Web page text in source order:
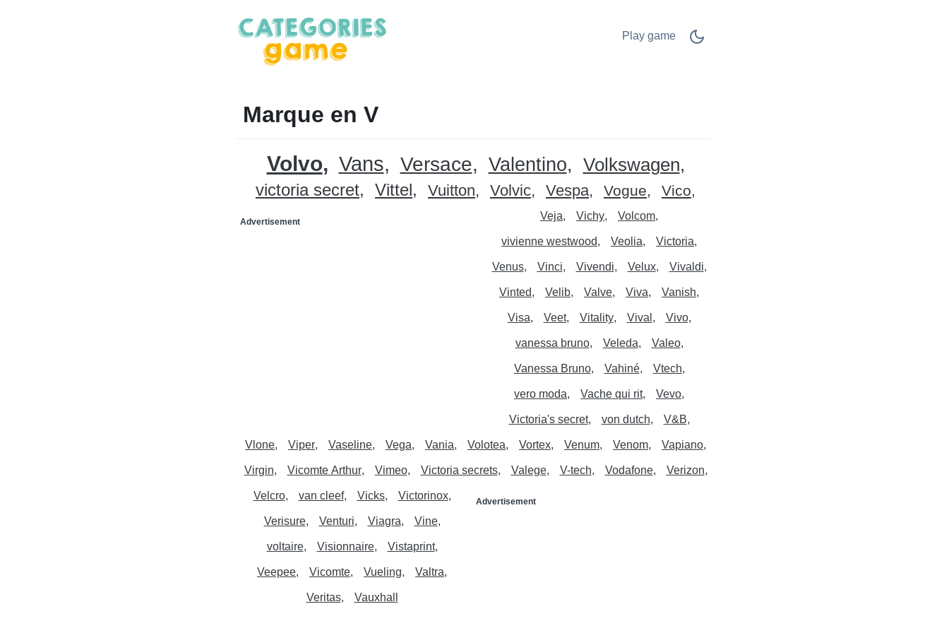
Play game
Marque en V
Volvo Vans Versace Valentino Volkswagen
victoria secret Vittel Vuitton Volvic Vespa Vogue Vico
Veja Vichy Volcom
Advertisement
vivienne westwood Veolia Victoria
Venus Vinci Vivendi Velux Vivaldi
Vinted Velib Valve Viva Vanish
Visa Veet Vitality Vival Vivo
vanessa bruno Veleda Valeo
Vanessa Bruno Vahiné Vtech
vero moda Vache qui rit Vevo
Victoria's secret von dutch V&B
Vlone Viper Vaseline Vega Vania Volotea Vortex Venum Venom Vapiano
Virgin Vicomte Arthur Vimeo Victoria secrets Valege
Advertisement
V-tech Vodafone Verizon
Velcro van cleef Vicks Victorinox
Verisure Venturi Viagra Vine
voltaire Visionnaire Vistaprint
Veepee Vicomte Vueling Valtra
Veritas Vauxhall